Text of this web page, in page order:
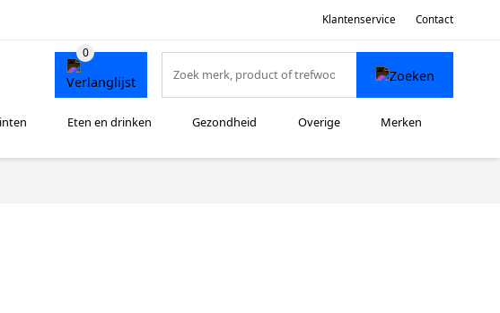
Klantenservice Contact
Eten en drinken Gezondheid Overige Merken